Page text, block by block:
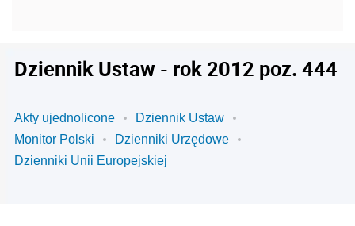
Dziennik Ustaw - rok 2012 poz. 444
Akty ujednolicone
Dziennik Ustaw
Monitor Polski
Dzienniki Urzędowe
Dzienniki Unii Europejskiej